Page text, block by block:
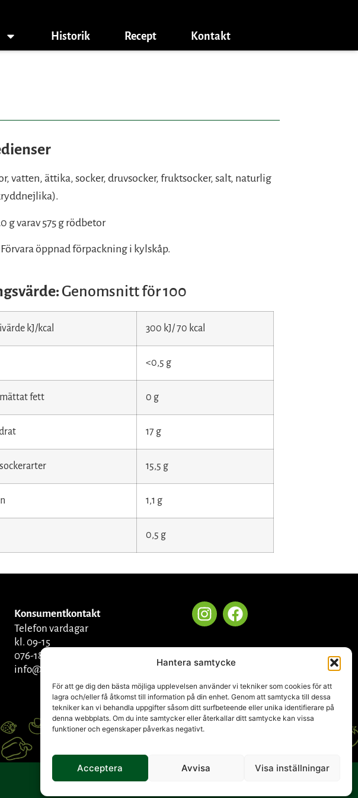
Hantera samtycke
För att ge dig den bästa möjliga upplevelsen använder vi tekniker som cookies för att
lagra och/eller få åtkomst till information på din enhet. Genom att samtycka till dessa
tekniker kan vi behandla uppgifter såsom ditt surfbeteende eller unika identifierare på
denna webbplats. Om du inte samtycker eller återkallar ditt samtycke kan vissa
funktioner och egenskaper påverkas negativt.
Acceptera Avvisa Visa inställningar
Historik Recept Kontakt
vatten, ättika, socker, druvsocker, fruktsocker, salt, naturlig
g varav 575 g rödbetor
Förvara öppnad förpackning i kylskåp.
Genomsnitt för 100
kJ/kcal 300 kJ/ 70 kcal
<0,5 g
fett 0 g
17 g
15,5 g
1,1 g
0,5 g
Konsumentkontakt
Telefon vardagar
kl. 09-15
076-1809270
info@bjornekulla.se
© All rights reserved by Herkkumaa Group.